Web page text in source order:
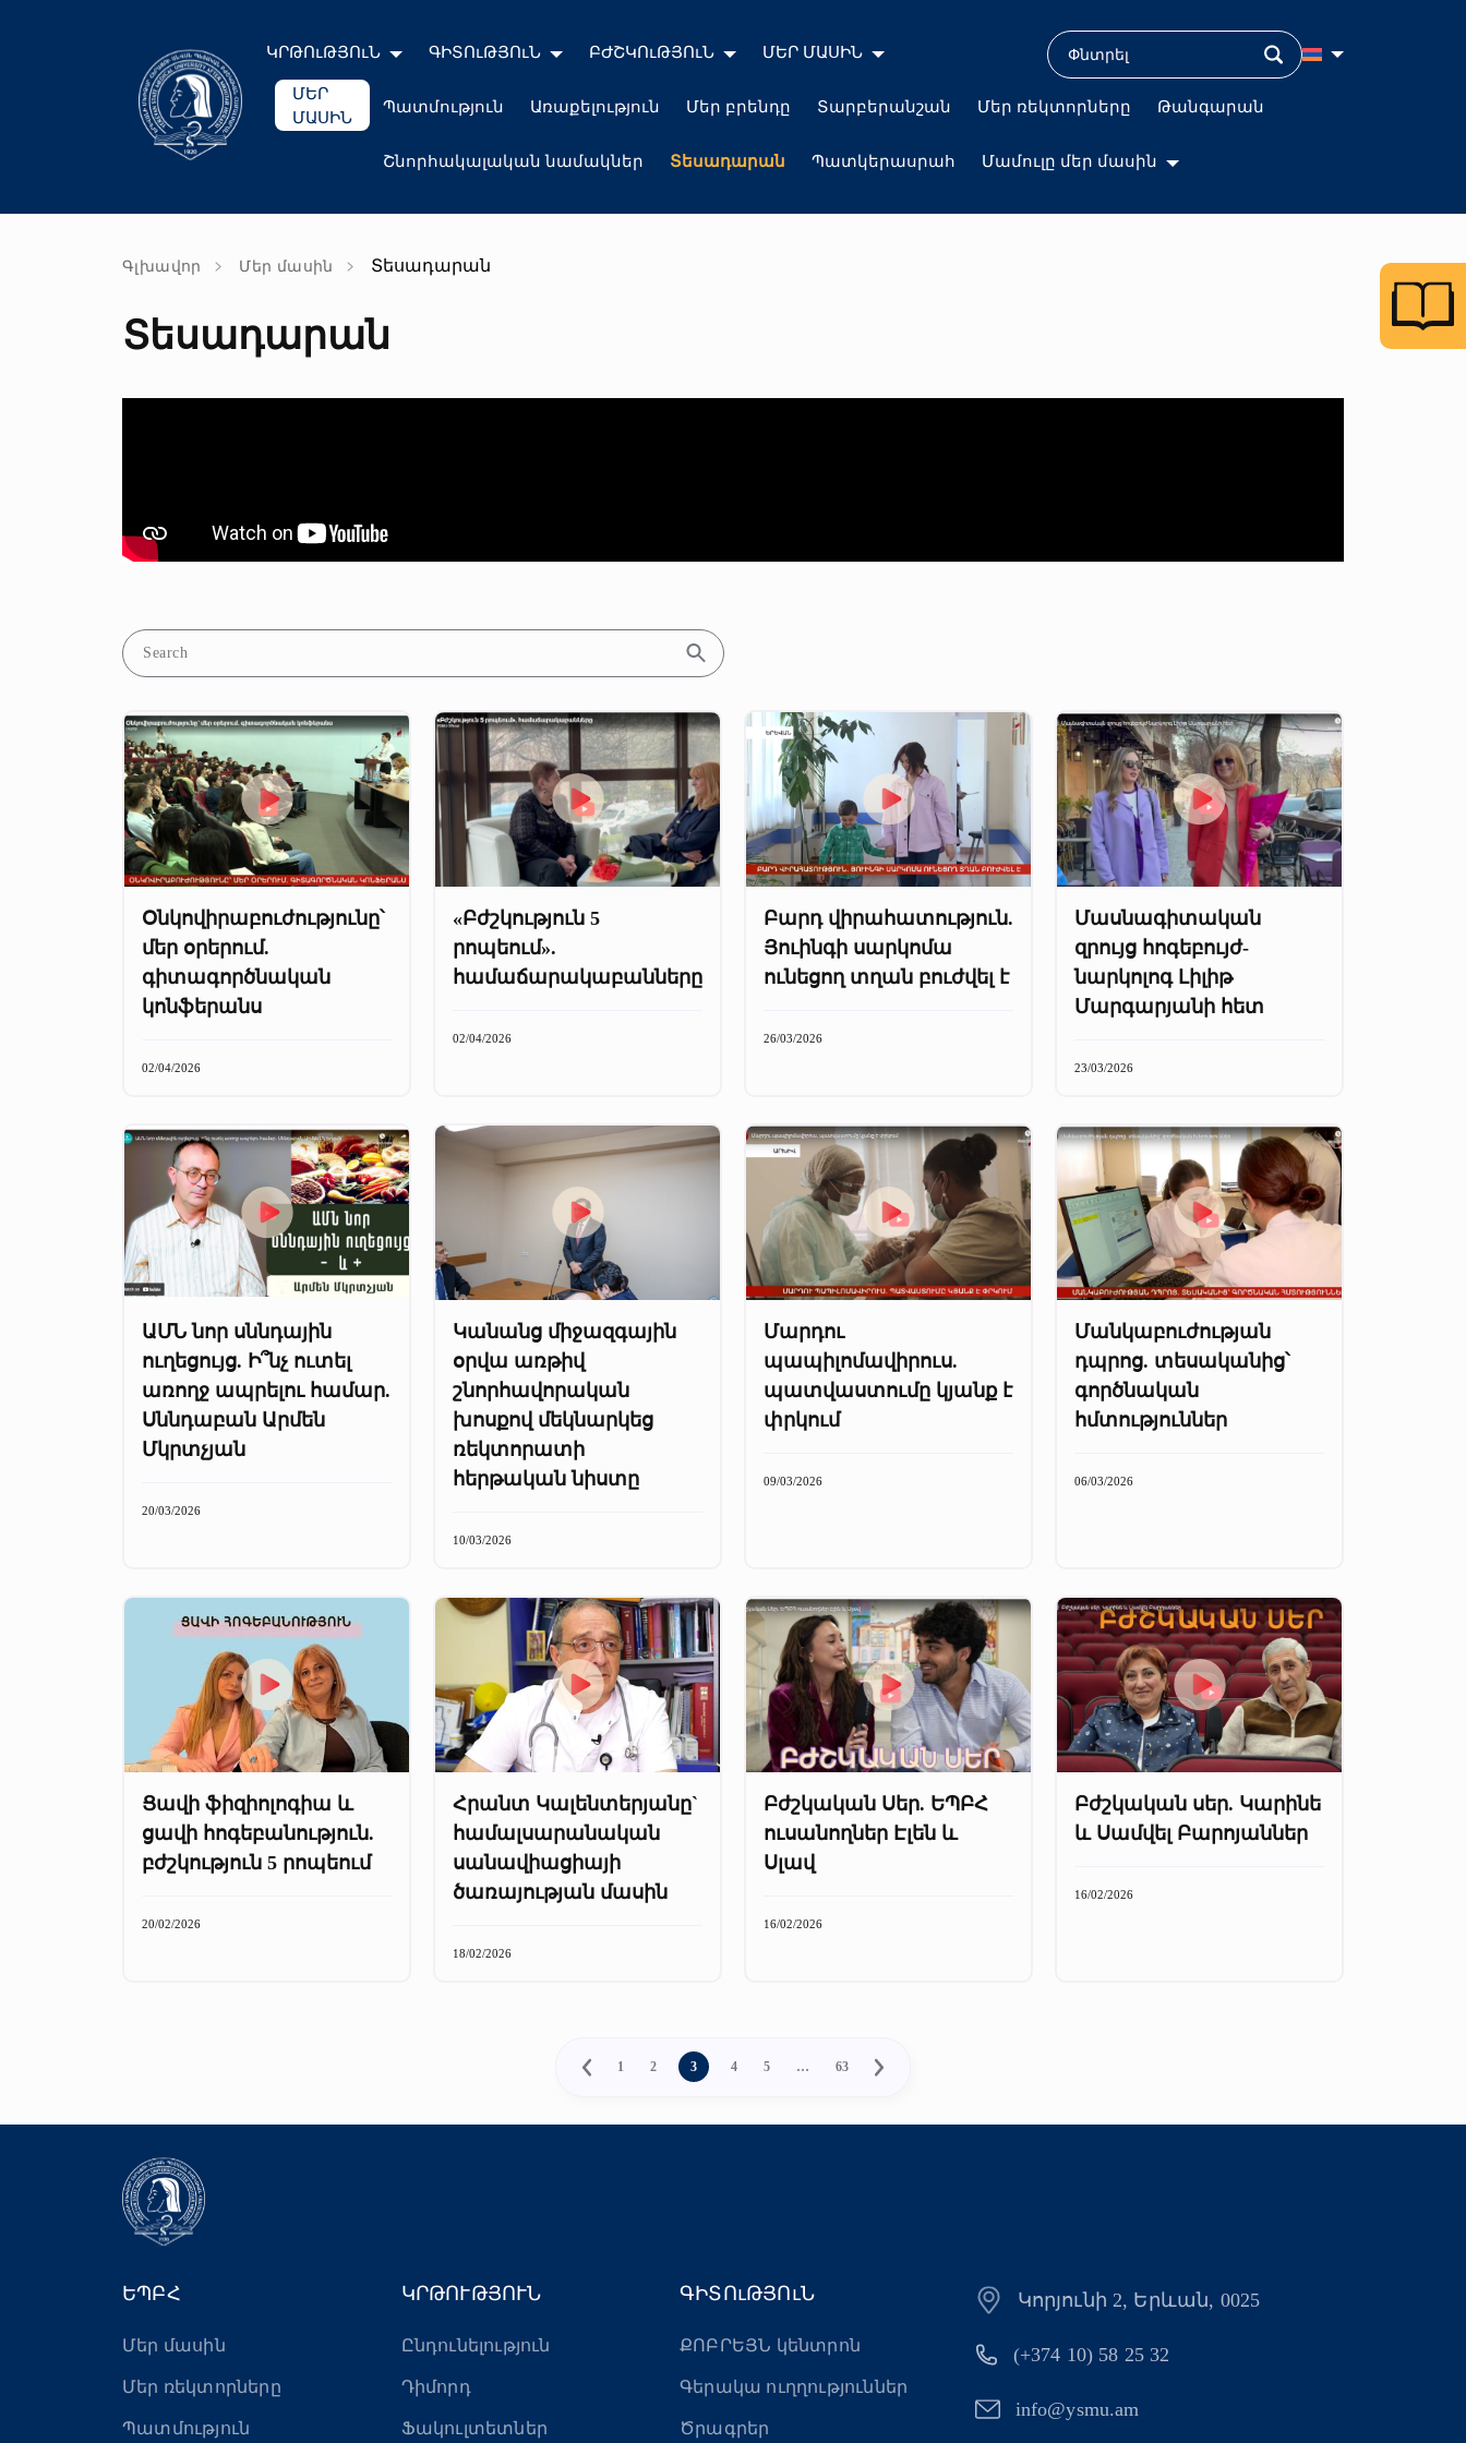
ԿՐԹՈւԹՅՈւՆ ԳԻՏՈւԹՅՈւՆ ԲԺՇԿՈւԹՅՈւՆ ՄԵՐ ՄԱՍԻՆ
ՄԵՐ
ՄԱՍԻՆ
Պատմություն Առաքելություն Մեր բրենդը Տարբերանշան Մեր ռեկտորները Թանգարան
Շնորհակալական նամակներ Տեսադարան Պատկերասրահ Մամուլը մեր մասին
Գլխավոր Մեր մասին Տեսադարան
Տեսադարան
Օնկովիրաբուժությունը՝
մեր օրերում.
գիտագործնական
կոնֆերանս
02/04/2026
«Բժշկություն 5
րոպեում».
համաճարակաբանները
02/04/2026
Բարդ վիրահատություն.
Յուինգի սարկոմա
ունեցող տղան բուժվել է
26/03/2026
Մասնագիտական
զրույց հոգեբույժ-
նարկոլոգ Լիլիթ
Մարգարյանի հետ
23/03/2026
ԱՄՆ նոր սննդային
ուղեցույց. Ի՞նչ ուտել
առողջ ապրելու համար.
Սննդաբան Արմեն
Մկրտչյան
20/03/2026
Կանանց միջազգային
օրվա առթիվ
շնորհավորական
խոսքով մեկնարկեց
ռեկտորատի
հերթական նիստը
10/03/2026
Մարդու
պապիլոմավիրուս.
պատվաստումը կյանք է
փրկում
09/03/2026
Մանկաբուժության
դպրոց. տեսականից՝
գործնական
հմտություններ
06/03/2026
Ցավի ֆիզիոլոգիա և
ցավի հոգեբանություն.
բժշկություն 5 րոպեում
20/02/2026
Հրանտ Կալենտերյանը`
համալսարանական
սանավիացիայի
ծառայության մասին
18/02/2026
Բժշկական Սեր. ԵՊԲՀ
ուսանողներ Էլեն և
Սլավ
16/02/2026
Բժշկական սեր. Կարինե
և Սամվել Բարոյաններ
16/02/2026
1 2 3 4 5 … 63
ԵՊԲՀ
Մեր մասին
Մեր ռեկտորները
Պատմություն
ԿՐԹՈՒԹՅՈՒՆ
Ընդունելություն
Դիմորդ
Ֆակուլտետներ
ԳԻՏՈւԹՅՈւՆ
ՔՈԲՐԵՅՆ կենտրոն
Գերակա ուղղություններ
Ծրագրեր
Կորյունի 2, Երևան, 0025
(+374 10) 58 25 32
info@ysmu.am